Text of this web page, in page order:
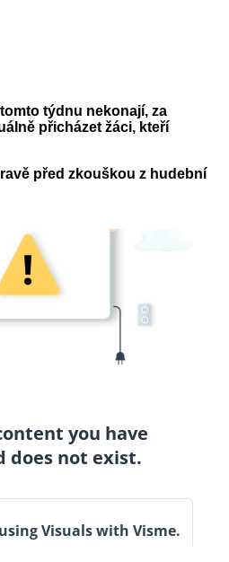
týdnu nekonají, za
přicházet žáci, kteří
před zkouškou z hudební